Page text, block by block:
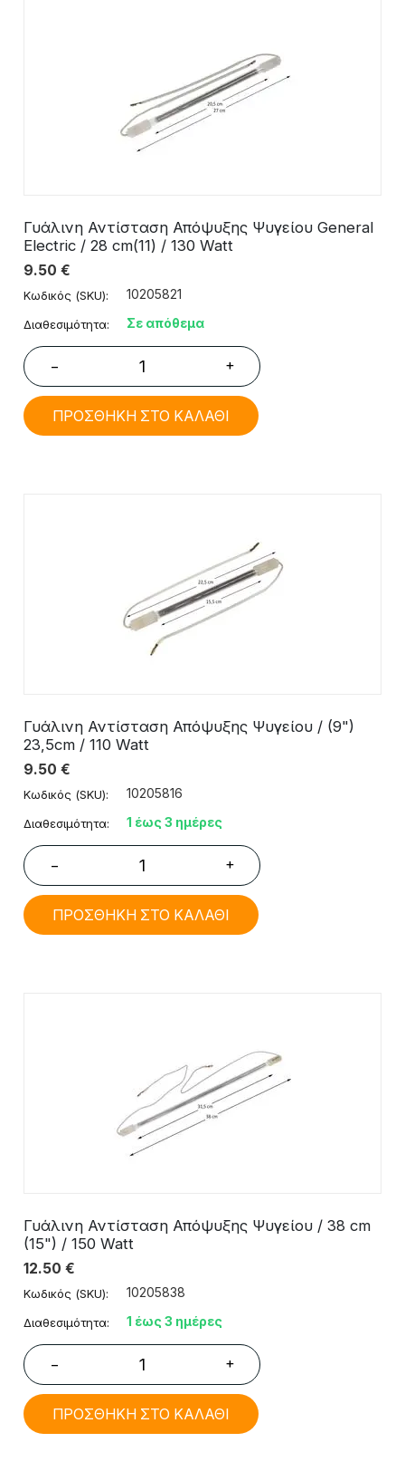
Γυάλινη Αντίσταση Απόψυξης Ψυγείου General
Electric / 28 cm(11) / 130 Watt
9.50 €
Κωδικός (SKU): 10205821
Διαθεσιμότητα: Σε απόθεμα
− +
ΠΡΟΣΘΗΚΗ ΣΤΟ ΚΑΛΑΘΙ
Γυάλινη Αντίσταση Απόψυξης Ψυγείου / (9")
23,5cm / 110 Watt
9.50 €
Κωδικός (SKU): 10205816
Διαθεσιμότητα: 1 έως 3 ημέρες
− +
ΠΡΟΣΘΗΚΗ ΣΤΟ ΚΑΛΑΘΙ
Γυάλινη Αντίσταση Απόψυξης Ψυγείου / 38 cm
(15") / 150 Watt
12.50 €
Κωδικός (SKU): 10205838
Διαθεσιμότητα: 1 έως 3 ημέρες
− +
ΠΡΟΣΘΗΚΗ ΣΤΟ ΚΑΛΑΘΙ